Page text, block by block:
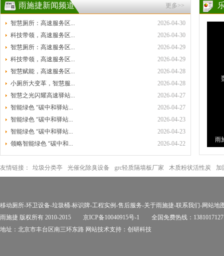
更多>>
雨施捷新闻频道
2026-04-30
智慧厕所：高速服务区...
2026-04-30
科技带领，高速服务区...
2026-04-29
智慧厕所：高速服务区...
2026-04-29
科技带领，高速服务区...
2026-04-28
智慧赋能，高速服务区...
2026-04-28
小厕所大变革，智慧服...
2026-04-27
智慧之光闪耀高速驿站...
2026-04-27
智能绿色 “碳中和驿站...
2026-04-23
智能绿色 “碳中和驿站...
2026-04-23
智能绿色 “碳中和驿站...
2026-04-22
领略智能绿色 “碳中和...
雨
环
友情链接：
垃圾分类亭 光催化除臭设备 grc轻质隔墙板厂家 木质粉状活性炭 加
移动厕所-环卫设备-垃圾桶-标识牌-工程实例-售后服务-关于雨施捷-联系我们-网站地
雨施捷 版权所有 2010-2015 京ICP备10040915号-1
全国免费热线：
地址：北京市丰台区南三环东路 网站技术支持： 创研科技